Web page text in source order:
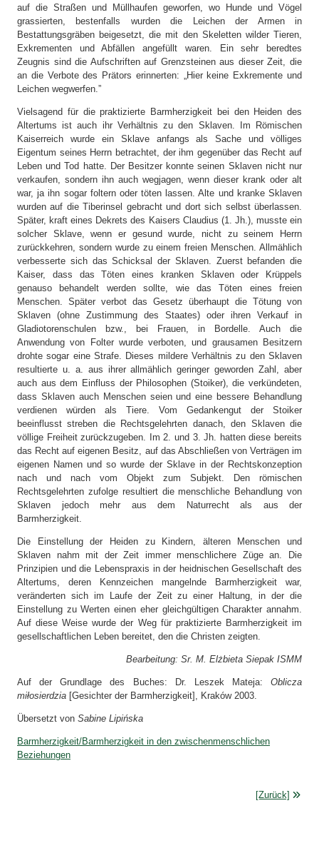
auf die Straßen und Müllhaufen geworfen, wo Hunde und Vögel
grassierten, bestenfalls wurden die Leichen der Armen in
Bestattungsgräben beigesetzt, die mit den Skeletten wilder Tieren,
Exkrementen und Abfällen angefüllt waren. Ein sehr beredtes
Zeugnis sind die Aufschriften auf Grenzsteinen aus dieser Zeit, die
an die Verbote des Prätors erinnerten: „Hier keine Exkremente und
Leichen wegwerfen.”
Vielsagend für die praktizierte Barmherzigkeit bei den Heiden des
Altertums ist auch ihr Verhältnis zu den Sklaven. Im Römischen
Kaiserreich wurde ein Sklave anfangs als Sache und völliges
Eigentum seines Herrn betrachtet, der ihm gegenüber das Recht auf
Leben und Tod hatte. Der Besitzer konnte seinen Sklaven nicht nur
verkaufen, sondern ihn auch wegjagen, wenn dieser krank oder alt
war, ja ihn sogar foltern oder töten lassen. Alte und kranke Sklaven
wurden auf die Tiberinsel gebracht und dort sich selbst überlassen.
Später, kraft eines Dekrets des Kaisers Claudius (1. Jh.), musste ein
solcher Sklave, wenn er gesund wurde, nicht zu seinem Herrn
zurückkehren, sondern wurde zu einem freien Menschen. Allmählich
verbesserte sich das Schicksal der Sklaven. Zuerst befanden die
Kaiser, dass das Töten eines kranken Sklaven oder Krüppels
genauso behandelt werden sollte, wie das Töten eines freien
Menschen. Später verbot das Gesetz überhaupt die Tötung von
Sklaven (ohne Zustimmung des Staates) oder ihren Verkauf in
Gladiotorenschulen bzw., bei Frauen, in Bordelle. Auch die
Anwendung von Folter wurde verboten, und grausamen Besitzern
drohte sogar eine Strafe. Dieses mildere Verhältnis zu den Sklaven
resultierte u. a. aus ihrer allmählich geringer geworden Zahl, aber
auch aus dem Einfluss der Philosophen (Stoiker), die verkündeten,
dass Sklaven auch Menschen seien und eine bessere Behandlung
verdienen würden als Tiere. Vom Gedankengut der Stoiker
beeinflusst streben die Rechtsgelehrten danach, den Sklaven die
völlige Freiheit zurückzugeben. Im 2. und 3. Jh. hatten diese bereits
das Recht auf eigenen Besitz, auf das Abschließen von Verträgen im
eigenen Namen und so wurde der Sklave in der Rechtskonzeption
nach und nach vom Objekt zum Subjekt. Den römischen
Rechtsgelehrten zufolge resultiert die menschliche Behandlung von
Sklaven jedoch mehr aus dem Naturrecht als aus der
Barmherzigkeit.
Die Einstellung der Heiden zu Kindern, älteren Menschen und
Sklaven nahm mit der Zeit immer menschlichere Züge an. Die
Prinzipien und die Lebenspraxis in der heidnischen Gesellschaft des
Altertums, deren Kennzeichen mangelnde Barmherzigkeit war,
veränderten sich im Laufe der Zeit zu einer Haltung, in der die
Einstellung zu Werten einen eher gleichgültigen Charakter annahm.
Auf diese Weise wurde der Weg für praktizierte Barmherzigkeit im
gesellschaftlichen Leben bereitet, den die Christen zeigten.
Bearbeitung: Sr. M. Elżbieta Siepak ISMM
Auf der Grundlage des Buches: Dr. Leszek Mateja: Oblicza
miłosierdzia [Gesichter der Barmherzigkeit], Kraków 2003.
Übersetzt von Sabine Lipińska
Barmherzigkeit/Barmherzigkeit in den zwischenmenschlichen
Beziehungen
[Zurück]